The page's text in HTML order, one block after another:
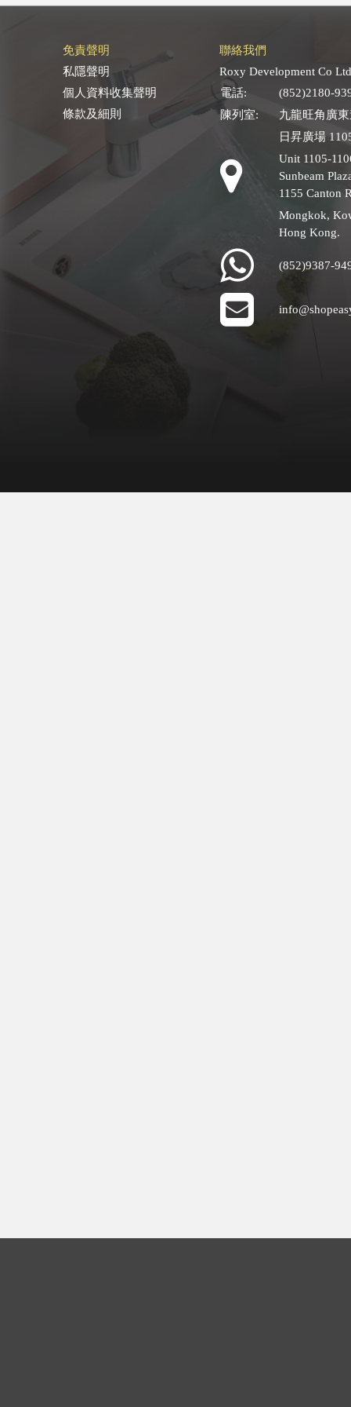
免責聲明
私隱聲明
個人資料收集聲明
條款及細則
聯絡我們
Roxy Development Co
電話:
(852)2180-
陳列室:
九龍旺角廣
日昇廣場
Unit 1105-
Sunbeam
1155 Canton
Mongkok,
Hong Kong.
(852)9387-